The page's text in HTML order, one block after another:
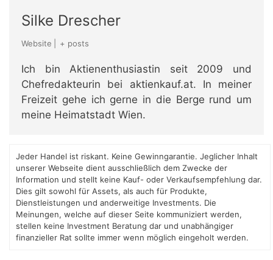
Silke Drescher
Website + posts
Ich bin Aktienenthusiastin seit 2009 und
Chefredakteurin bei aktienkauf.at. In meiner
Freizeit gehe ich gerne in die Berge rund um
meine Heimatstadt Wien.
Jeder Handel ist riskant. Keine Gewinngarantie. Jeglicher Inhalt
unserer Webseite dient ausschließlich dem Zwecke der
Information und stellt keine Kauf- oder Verkaufsempfehlung dar.
Dies gilt sowohl für Assets, als auch für Produkte,
Dienstleistungen und anderweitige Investments. Die
Meinungen, welche auf dieser Seite kommuniziert werden,
stellen keine Investment Beratung dar und unabhängiger
finanzieller Rat sollte immer wenn möglich eingeholt werden.